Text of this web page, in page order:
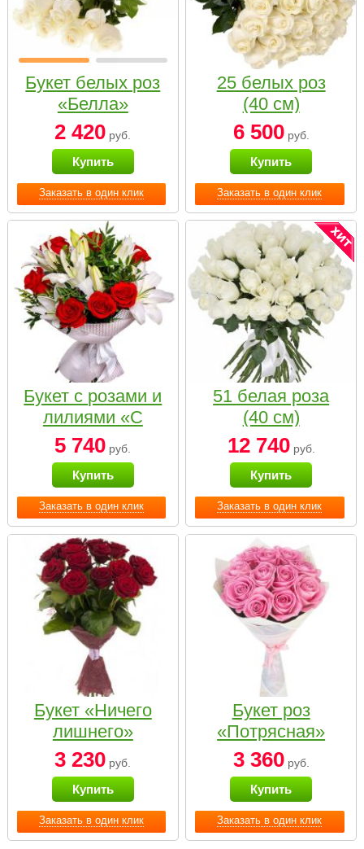
Заказать в один клик
Букет белых роз
«Белла»
2 420 руб.
Купить
Заказать в один клик
25 белых роз
(40 см)
6 500руб.
Купить
Заказать в один клик
Букет с розами и
лилиями «С
наилучшими
пожеланиями»
5 740 руб.
Купить
Заказать в один клик
51 белая роза
(40 см)
12 740руб.
Купить
Заказать в один клик
Букет «Ничего
лишнего»
3 230 руб.
Купить
Заказать в один клик
Букет роз
«Потрясная»
3 360руб.
Купить